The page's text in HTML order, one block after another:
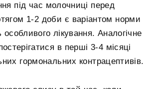
під час молочниці перед
1-2 доби є варіантом норми
лікування. Аналогічне
в перші 3-4 місяці
гормональних контрацептивів.